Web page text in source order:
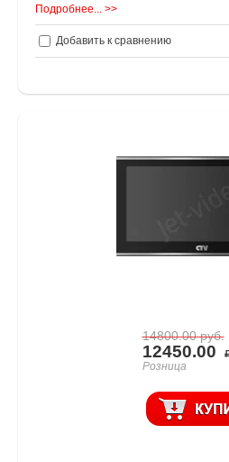
Подробнее... >>
Добавить к сравнению
14800.00руб.
12450.00
Розница